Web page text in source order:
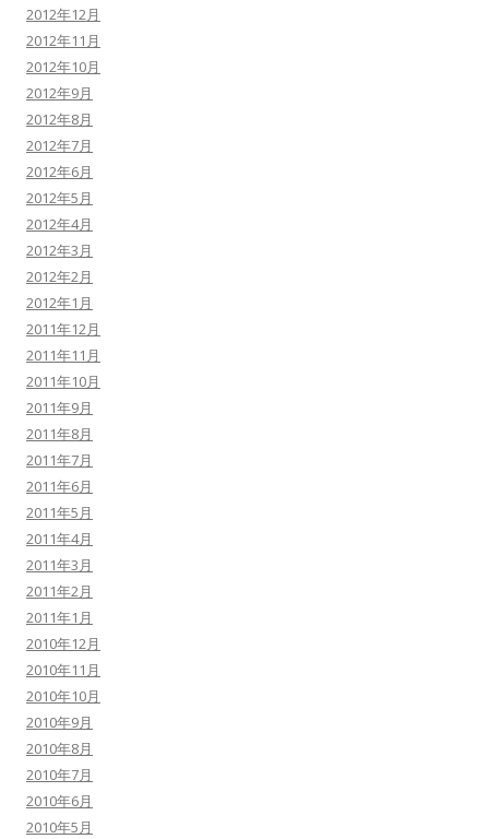
2012年12月
2012年11月
2012年10月
2012年9月
2012年8月
2012年7月
2012年6月
2012年5月
2012年4月
2012年3月
2012年2月
2012年1月
2011年12月
2011年11月
2011年10月
2011年9月
2011年8月
2011年7月
2011年6月
2011年5月
2011年4月
2011年3月
2011年2月
2011年1月
2010年12月
2010年11月
2010年10月
2010年9月
2010年8月
2010年7月
2010年6月
2010年5月